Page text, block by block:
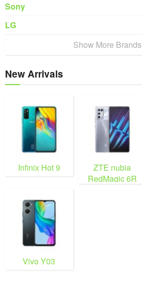
Sony
LG
Show More Brands
New Arrivals
Infinix Hot 9
ZTE nubia
RedMagic 6R
Vivo Y03